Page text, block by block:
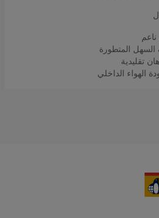
السهل المتطورة
تقليدية
الهواء الداخلي